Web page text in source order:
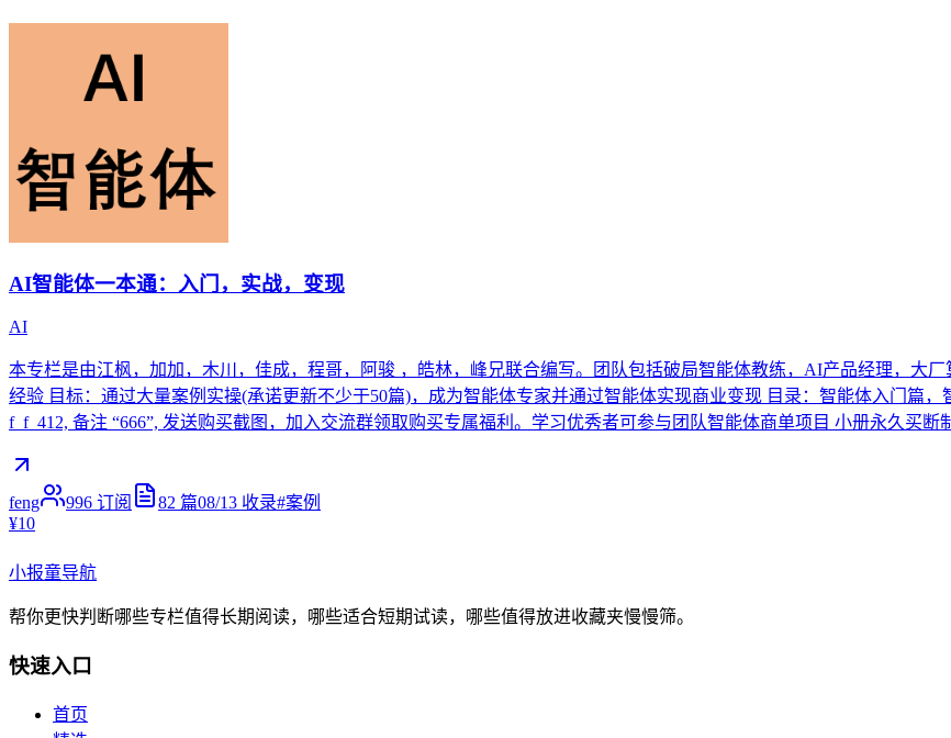
AI智能体一本通：入门，实战，变现
AI
本专栏是由江枫，加加，木川，佳成，程哥，阿骏 ，皓林，峰兄联合编写。团队包括破局智能体教练，AI产品经理，大
经验 目标：通过大量案例实操(承诺更新不少于50篇)，成为智能体专家并通过智能体实现商业变现 目录：智能体入门篇
f_f_412, 备注 “666”, 发送购买截图，加入交流群领取购买专属福利。学习优秀者可参与团队智能体商单项目 小册永久买断
feng 996 订阅 82 篇08/13 收录#案例
¥10
小报童导航
帮你更快判断哪些专栏值得长期阅读，哪些适合短期试读，哪些值得放进收藏夹慢慢筛。
快速入口
首页